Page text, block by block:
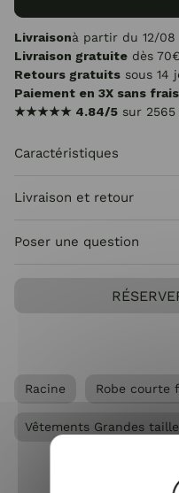
Livraisonà partir du 12/08
Livraison gratuite dès 70€
Retours gratuits sous 14
Paiement en 3X sans frais
★★★★★ 4.84/5 sur 2565
Caractéristiques
Livraison et retour
Poser une question
Racine Robe courte
Vêtements Grandes